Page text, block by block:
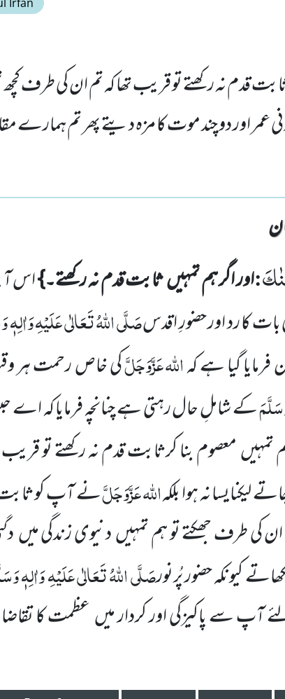
قدم نہ رکھتے تو قریب تھا کہ تم ان کی طرف کچھ
عمر اور دو چند موت کا مزہ دیتے پھر تم ہمارے
:اور اگر ہم تمہیںثابت قدم نہ رکھتے۔}اس
باتکا رد اور حضورِ اقدسصَلَّی اللّٰہُ تَعَالٰی عَلَیْہِ
گیا ہے کہاللّٰہعَزَّوَجَلَّکی خاصرحمت ہر
کے شاملِ حال رہتی ہے چنانچہ فرمایا کہ
تمہیںمعصوم بنا کرثابت قدم نہ رکھتے تو
لیکنایسا نہ ہوا بلکہاللّٰہعَزَّوَجَلَّنے آپ کو ثابت
کی طرف جھکتے تو ہم تمہیںدنیوی زندگیمیں
کیونکہ حضور پُرنورصَلَّی اللّٰہُ تَعَالٰی عَلَیْہِ وَاٰلِہٖ
آپ سے پاکیزگی اور کردار میںعظمت کا